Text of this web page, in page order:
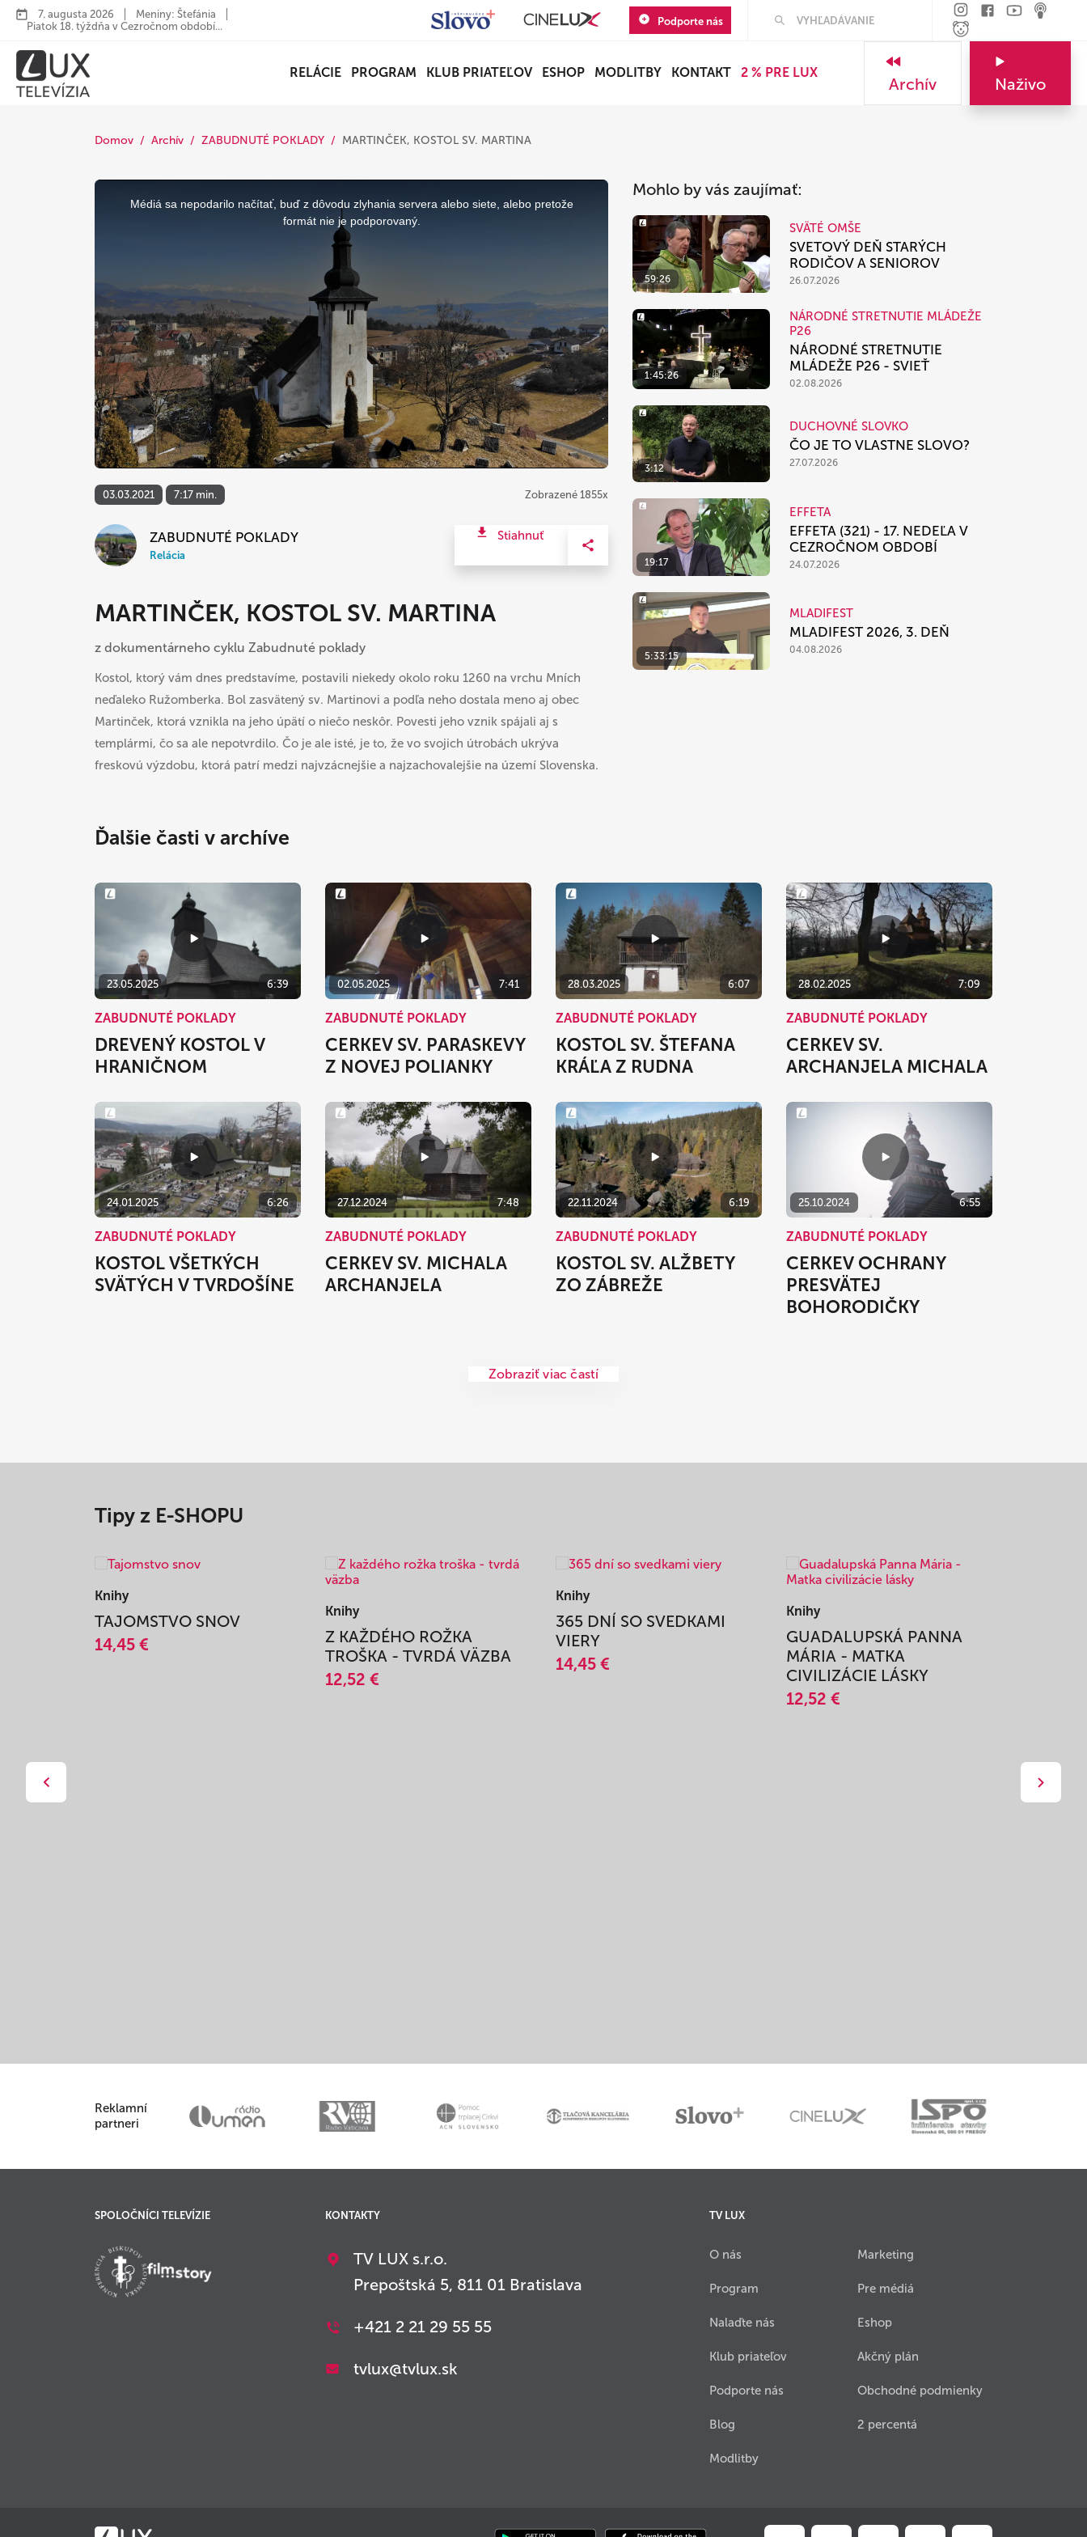
7. augusta 2026
Meniny: Štefánia
Piatok 18. týždňa v Cezročnom období...
Podporte nás
RELÁCIE PROGRAM KLUB PRIATEĽOV ESHOP MODLITBY KONTAKT 2 % PRE LUX
Archív Naživo
Domov Archív ZABUDNUTÉ POKLADY MARTINČEK, KOSTOL SV. MARTINA
This
Médiá sa nepodarilo načítať, buď z dôvodu zlyhania servera alebo siete, alebo pretože
formát nie je podporovaný.
03.03.2021 7:17 min. Zobrazené 1855x
ZABUDNUTÉ POKLADY
Relácia
Stiahnuť
MARTINČEK, KOSTOL SV. MARTINA
z dokumentárneho cyklu Zabudnuté poklady
Kostol, ktorý vám dnes predstavíme, postavili niekedy okolo roku 1260 na vrchu Mních
neďaleko Ružomberka. Bol zasvätený sv. Martinovi a podľa neho dostala meno aj obec
Martinček, ktorá vznikla na jeho úpätí o niečo neskôr. Povesti jeho vznik spájali aj s
templármi, čo sa ale nepotvrdilo. Čo je ale isté, je to, že vo svojich útrobách ukrýva
freskovú výzdobu, ktorá patrí medzi najvzácnejšie a najzachovalejšie na území Slovenska.
Mohlo by vás zaujímať:
59:26
SVÄTÉ OMŠE
SVETOVÝ DEŇ STARÝCH
RODIČOV A SENIOROV
26.07.2026
1:45:26
NÁRODNÉ STRETNUTIE MLÁDEŽE
P26
NÁRODNÉ STRETNUTIE
MLÁDEŽE P26 - SVIEŤ
02.08.2026
3:12
DUCHOVNÉ SLOVKO
ČO JE TO VLASTNE SLOVO?
27.07.2026
19:17
EFFETA
EFFETA (321) - 17. NEDEĽA V
CEZROČNOM OBDOBÍ
24.07.2026
5:33:15
MLADIFEST
MLADIFEST 2026, 3. DEŇ
04.08.2026
Ďalšie časti v archíve
23.05.2025 6:39
ZABUDNUTÉ POKLADY
DREVENÝ KOSTOL V
HRANIČNOM
02.05.2025 7:41
ZABUDNUTÉ POKLADY
CERKEV SV. PARASKEVY
Z NOVEJ POLIANKY
28.03.2025 6:07
ZABUDNUTÉ POKLADY
KOSTOL SV. ŠTEFANA
KRÁĽA Z RUDNA
28.02.2025 7:09
ZABUDNUTÉ POKLADY
CERKEV SV.
ARCHANJELA MICHALA
24.01.2025 6:26
ZABUDNUTÉ POKLADY
KOSTOL VŠETKÝCH
SVÄTÝCH V TVRDOŠÍNE
27.12.2024 7:48
ZABUDNUTÉ POKLADY
CERKEV SV. MICHALA
ARCHANJELA
22.11.2024 6:19
ZABUDNUTÉ POKLADY
KOSTOL SV. ALŽBETY
ZO ZÁBREŽE
25.10.2024 6:55
ZABUDNUTÉ POKLADY
CERKEV OCHRANY
PRESVÄTEJ
BOHORODIČKY
Zobraziť viac častí
Tipy z E-SHOPU
Knihy
TAJOMSTVO SNOV
14,45 €
Knihy
Z KAŽDÉHO ROŽKA
TROŠKA - TVRDÁ VÄZBA
12,52 €
Knihy
365 DNÍ SO SVEDKAMI
VIERY
14,45 €
Knihy
GUADALUPSKÁ PANNA
MÁRIA - MATKA
CIVILIZÁCIE LÁSKY
12,52 €
Reklamní
partneri
SPOLOČNÍCI TELEVÍZIE KONTAKTY
TV LUX s.r.o.
Prepoštská 5, 811 01 Bratislava
+421 2 21 29 55 55
tvlux@tvlux.sk
TV LUX
O nás
Program
Nalaďte nás
Klub priateľov
Podporte nás
Blog
Modlitby
Marketing
Pre médiá
Eshop
Akčný plán
Obchodné podmienky
2 percentá